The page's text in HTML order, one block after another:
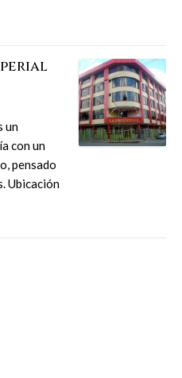
un
con un
pensado
Ubicación